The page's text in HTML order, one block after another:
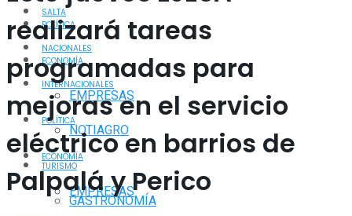
POLÍTICA
ECONOMÍA
EMPRESAS
NOTIAGRO
TURISMO
GASTRONOMÍA
SALTA
NACIONALES
INTERNACIONALES
POLÍTICA
ECONOMÍA
EMPRESAS
realizará tareas
programadas para
mejoras en el servicio
eléctrico en barrios de
Palpalá y Perico